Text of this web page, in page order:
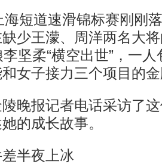
道速滑锦标赛刚刚落
少王濛、周洋两名大
坚柔“横空出世”，一
女子接力三个项目的
报记者电话采访了这
的成长故事。
半夜上冰